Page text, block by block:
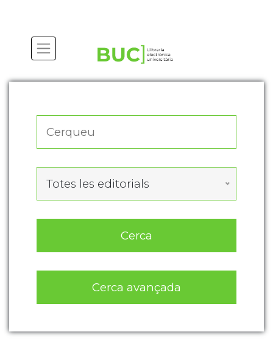
Totes les editorials
Cerca
Cerca avançada